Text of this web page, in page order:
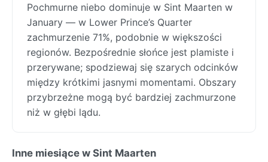
Pochmurne niebo dominuje w Sint Maarten w
January — w Lower Prince’s Quarter
zachmurzenie 71%, podobnie w większości
regionów. Bezpośrednie słońce jest plamiste i
przerywane; spodziewaj się szarych odcinków
między krótkimi jasnymi momentami. Obszary
przybrzeżne mogą być bardziej zachmurzone
niż w głębi lądu.
Inne miesiące w Sint Maarten